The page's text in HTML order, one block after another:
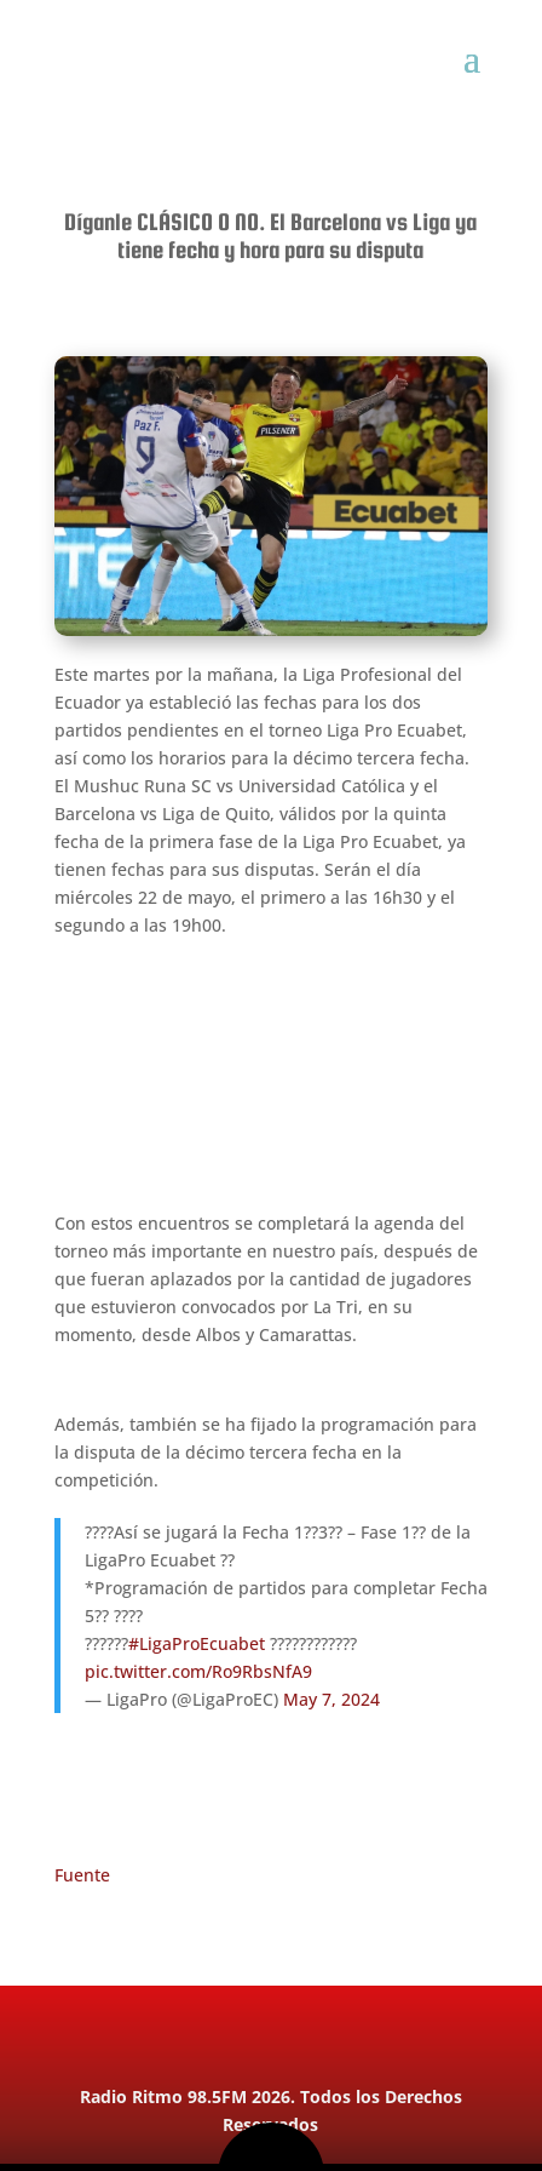
Díganle CLÁSICO O NO. El Barcelona vs Liga ya
tiene fecha y hora para su disputa
Este martes por la mañana, la Liga Profesional del
Ecuador ya estableció las fechas para los dos
partidos pendientes en el torneo Liga Pro Ecuabet,
así como los horarios para la décimo tercera fecha.
El Mushuc Runa SC vs Universidad Católica y el
Barcelona vs Liga de Quito, válidos por la quinta
fecha de la primera fase de la Liga Pro Ecuabet, ya
tienen fechas para sus disputas. Serán el día
miércoles 22 de mayo, el primero a las 16h30 y el
segundo a las 19h00.
Con estos encuentros se completará la agenda del
torneo más importante en nuestro país, después de
que fueran aplazados por la cantidad de jugadores
que estuvieron convocados por La Tri, en su
momento, desde Albos y Camarattas.
Además, también se ha fijado la programación para
la disputa de la décimo tercera fecha en la
competición.
????Así se jugará la Fecha 1??3?? – Fase 1?? de la
LigaPro Ecuabet ??
*Programación de partidos para completar Fecha
5?? ????
??????#LigaProEcuabet????????????
pic.twitter.com/Ro9RbsNfA9
— LigaPro (@LigaProEC) May 7, 2024
Fuente
Radio Ritmo 98.5FM 2026. Todos los Derechos
Reservados